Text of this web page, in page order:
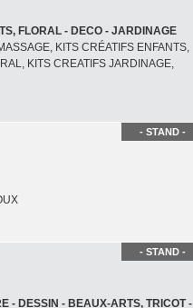
FLORAL - DECO - JARDINAGE
KITS CRÉATIFS ENFANTS,
KITS CREATIFS JARDINAGE,
- STAND -
- STAND -
- DESSIN - BEAUX-ARTS, TRICOT -